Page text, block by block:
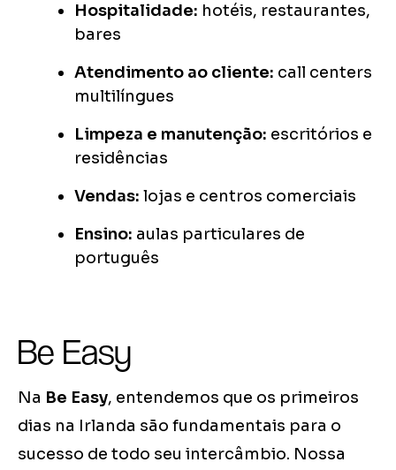
Hospitalidade: hotéis, restaurantes,
bares
Atendimento ao cliente: call centers
multilíngues
Limpeza e manutenção: escritórios e
residências
Vendas: lojas e centros comerciais
Ensino: aulas particulares de
português
Be Easy
Na Be Easy, entendemos que os primeiros
dias na Irlanda são fundamentais para o
sucesso de todo seu intercâmbio. Nossa